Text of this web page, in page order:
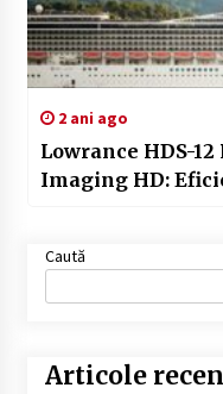
2 ani ago
Lowrance HDS-12
Imaging HD:
Caută
Articole